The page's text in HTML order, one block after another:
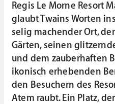
Regis Le Morne Resort
glaubt Twains Worten
selig machender Ort,
Gärten, seinen
und dem zauberhaften
ikonisch erhebenden
den Besuchern des
Atem raubt. Ein Platz,